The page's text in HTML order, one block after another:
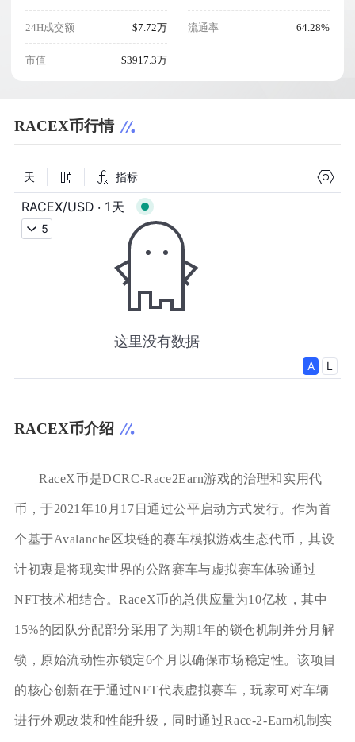
24H成交额 $7.72万
市值 $3917.3万
流通率 64.28%
RACEX币行情
RACEX币介绍
RaceX币是DCRC-Race2Earn游戏的治理和实用代
币，于2021年10月17日通过公平启动方式发行。作为首
个基于Avalanche区块链的赛车模拟游戏生态代币，其设
计初衷是将现实世界的公路赛车与虚拟赛车体验通过
NFT技术相结合。RaceX币的总供应量为10亿枚，其中
15%的团队分配部分采用了为期1年的锁仓机制并分月解
锁，原始流动性亦锁定6个月以确保市场稳定性。该项目
的核心创新在于通过NFT代表虚拟赛车，玩家可对车辆
进行外观改装和性能升级，同时通过Race-2-Earn机制实